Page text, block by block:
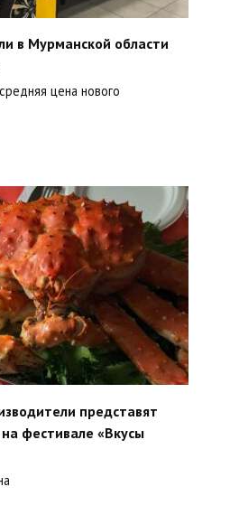
в Мурманской области
цена нового
представят
фестивале «Вкусы